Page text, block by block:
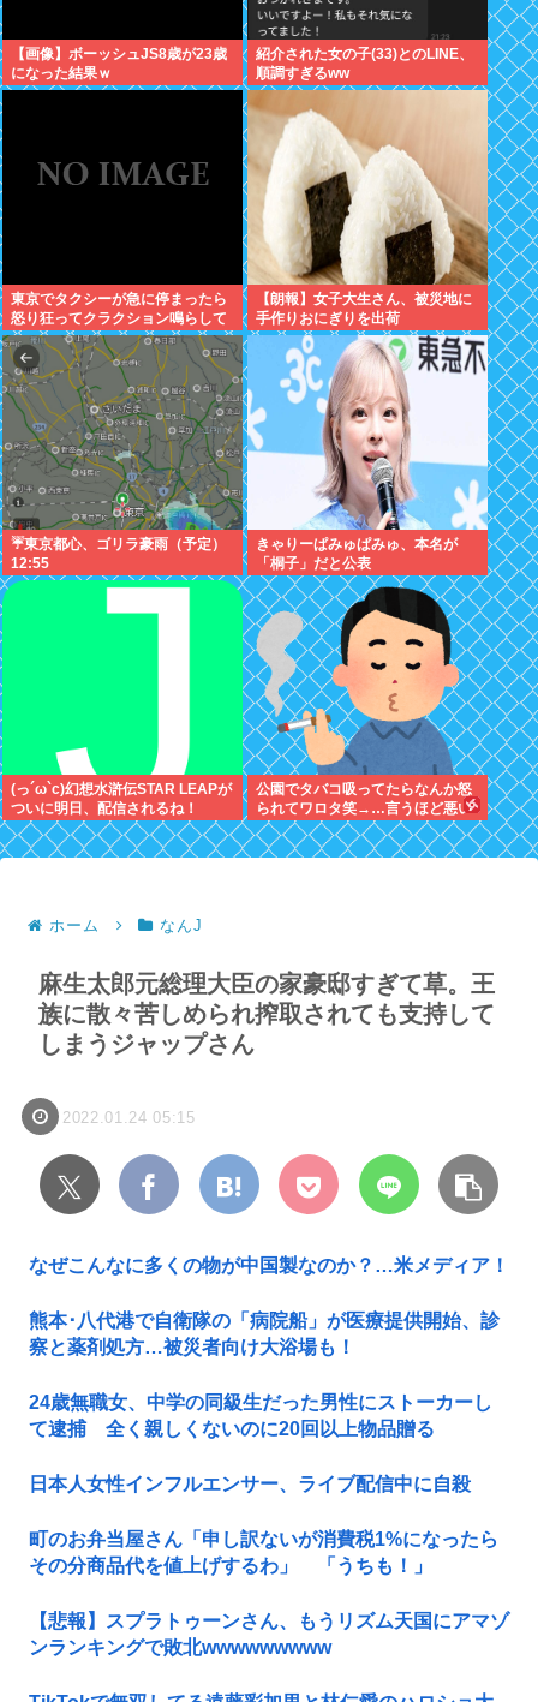
【画像】ボーッシュJS8歳が23歳
になった結果ｗ
紹介された女の子(33)とのLINE、
順調すぎるww
東京でタクシーが急に停まったら
怒り狂ってクラクション鳴らして
るやつ、だいたい田舎ナンバー
www
【朗報】女子大生さん、被災地に
手作りおにぎりを出荷
☔東京都心、ゴリラ豪雨（予定）
12:55
きゃりーぱみゅぱみゅ、本名が
「桐子」だと公表
(っ´ω`c)幻想水滸伝STAR LEAPが
ついに明日、配信されるね！
公園でタバコ吸ってたらなんか怒
られてワロタ笑→…言うほど悪い
か？
ホーム なんJ
麻生太郎元総理大臣の家豪邸すぎて草。王
族に散々苦しめられ搾取されても支持して
しまうジャップさん
2022.01.24 05:15
なぜこんなに多くの物が中国製なのか？…米メディア！
熊本･八代港で自衛隊の「病院船」が医療提供開始、診
察と薬剤処方…被災者向け大浴場も！
24歳無職女、中学の同級生だった男性にストーカーし
て逮捕 全く親しくないのに20回以上物品贈る
日本人女性インフルエンサー、ライブ配信中に自殺
町のお弁当屋さん「申し訳ないが消費税1%になったら
その分商品代を値上げするわ」 「うちも！」
【悲報】スプラトゥーンさん、もうリズム天国にアマゾ
ンランキングで敗北wwwwwwwww